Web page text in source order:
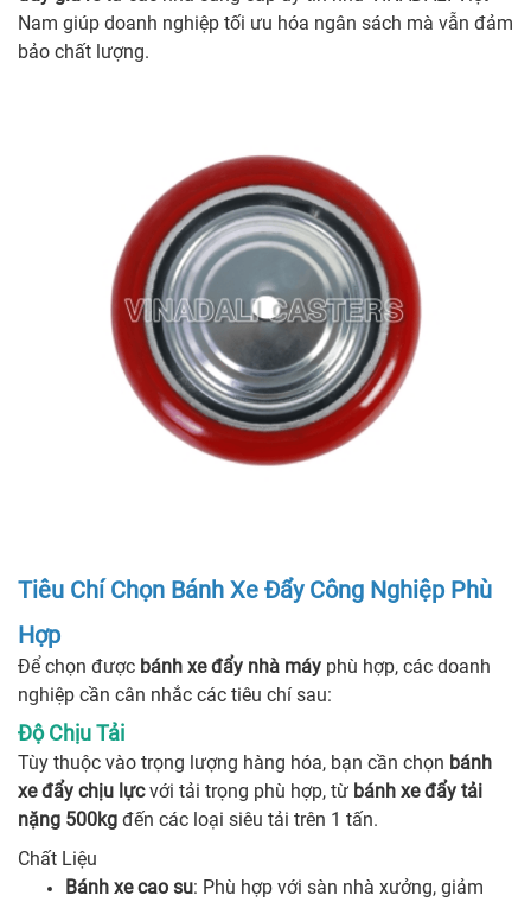
Nam giúp doanh nghiệp tối ưu hóa ngân sách mà vẫn đảm
bảo chất lượng.
Tiêu Chí Chọn Bánh Xe Đẩy Công Nghiệp Phù
Hợp
Để chọn được bánh xe đẩy nhà máy phù hợp, các doanh
nghiệp cần cân nhắc các tiêu chí sau:
Độ Chịu Tải
Tùy thuộc vào trọng lượng hàng hóa, bạn cần chọn bánh
xe đẩy chịu lựcvới tải trọng phù hợp, từ bánh xe đẩy tải
nặng 500kg đến các loại siêu tải trên 1 tấn.
Chất Liệu
Bánh xe cao su: Phù hợp với sàn nhà xưởng, giảm